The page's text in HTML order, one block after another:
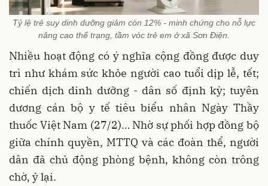
Tỷ lệ trẻ suy dinh dưỡng giảm còn 12% - minh chứng cho nỗ lực
nâng cao thể trạng, tầm vóc trẻ em ở xã Sơn Điện.
Nhiều hoạt động có ý nghĩa cộng đồng được duy
trì như khám sức khỏe người cao tuổi dịp lễ, tết;
chiến dịch dinh dưỡng - dân số định kỳ; tuyên
dương cán bộ y tế tiêu biểu nhân Ngày Thầy
thuốc Việt Nam (27/2)… Nhờ sự phối hợp đồng bộ
giữa chính quyền, MTTQ và các đoàn thể, người
dân đã chủ động phòng bệnh, không còn trông
chờ, ỷ lại.